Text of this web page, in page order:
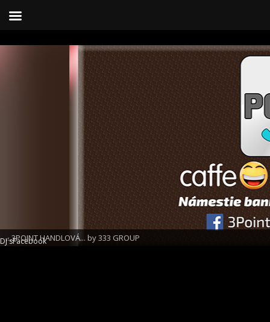
...3POINT HANDLOVÁ... by 333 GROUP
DJ´sFacebook